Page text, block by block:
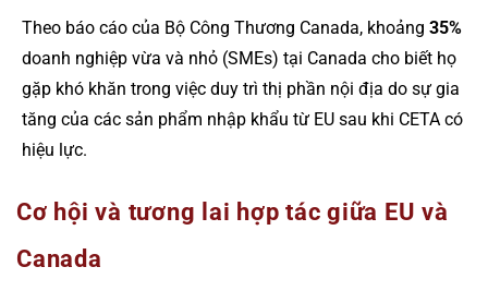
Theo báo cáo của Bộ Công Thương Canada, khoảng 35%
doanh nghiệp vừa và nhỏ (SMEs) tại Canada cho biết họ
gặp khó khăn trong việc duy trì thị phần nội địa do sự gia
tăng của các sản phẩm nhập khẩu từ EU sau khi CETA có
hiệu lực.
Cơ hội và tương lai hợp tác giữa EU và
Canada